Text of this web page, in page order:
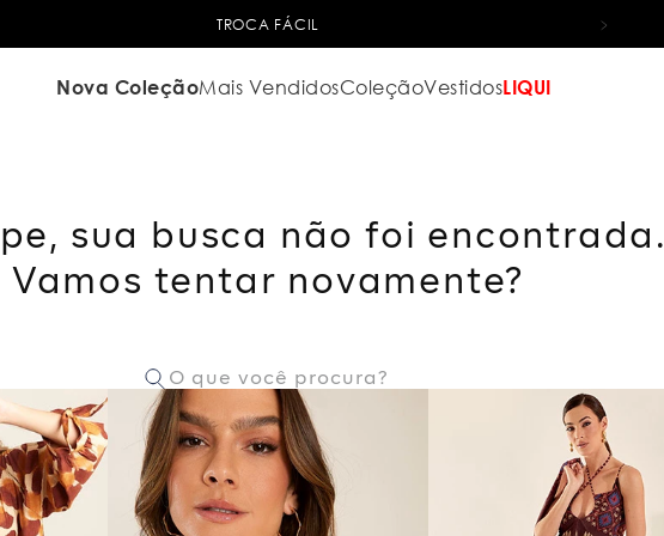
TROCA FÁCIL
Nova ColeçãoMais VendidosColeçãoVestidosLIQUI
sua busca não foi encontrada.
Vamos tentar novamente?